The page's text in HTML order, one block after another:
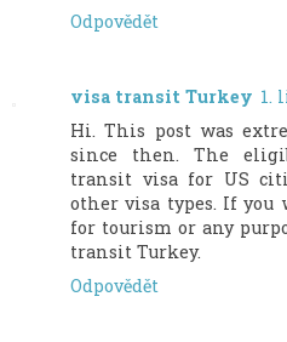
Odpovědět
visa transit Turkey 1.
Hi. This post was
since then. The
transit visa for US
other visa types. If you
for tourism or any
transit Turkey.
Odpovědět